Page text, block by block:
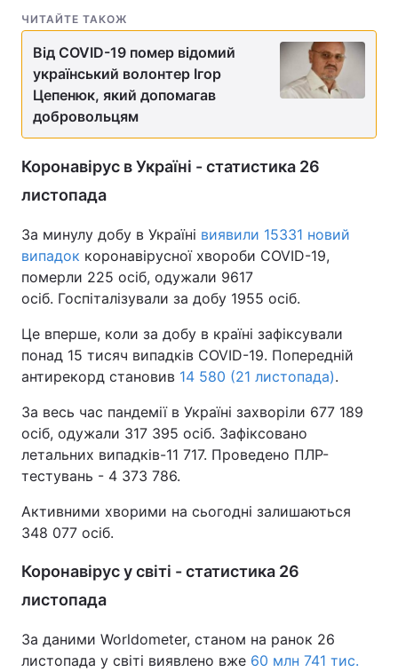
ЧИТАЙТЕ ТАКОЖ
Від COVID-19 помер відомий
український волонтер Ігор
Цепенюк, який допомагав
добровольцям
Коронавірус в Україні - статистика 26
листопада
За минулу добу в Україні виявили 15331 новий
випадок коронавірусної хвороби COVID-19,
померли 225 осіб, одужали 9617
осіб. Госпіталізували за добу 1955 осіб.
Це вперше, коли за добу в країні зафіксували
понад 15 тисяч випадків COVID-19. Попередній
антирекорд становив 14 580 (21 листопада).
За весь час пандемії в Україні захворіли 677 189
осіб, одужали 317 395 осіб. Зафіксовано
летальних випадків-11 717. Проведено ПЛР-
тестувань - 4 373 786.
Активними хворими на сьогодні залишаються
348 077 осіб.
Коронавірус у світі - статистика 26
листопада
За даними Worldometer, станом на ранок 26
листопада у світі виявлено вже 60 млн 741 тис.